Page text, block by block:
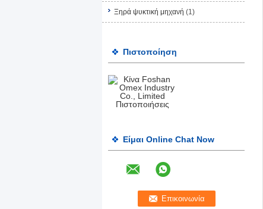
Ξηρά ψυκτική μηχανή (1)
Πιστοποίηση
Είμαι Online Chat Now